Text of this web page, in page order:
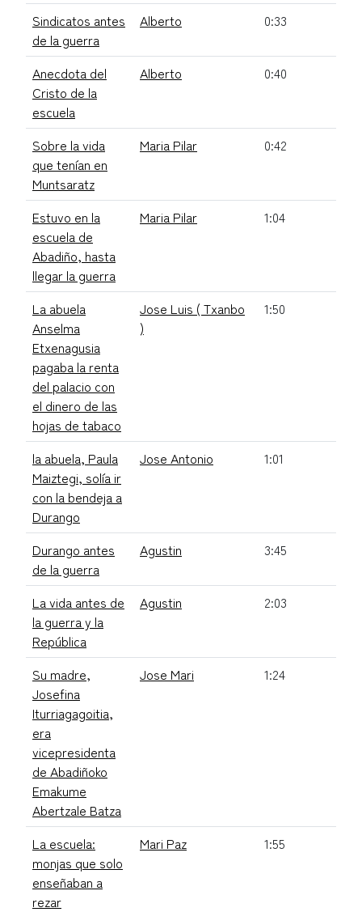
Sindicatos antes
de la guerra
Alberto 0:33
Anecdota del
Cristo de la
escuela
Alberto 0:40
Sobre la vida
que tenían en
Muntsaratz
Maria Pilar 0:42
Estuvo en la
escuela de
Abadiño, hasta
llegar la guerra
Maria Pilar 1:04
La abuela
Anselma
Etxenagusia
pagaba la renta
del palacio con
el dinero de las
hojas de tabaco
Jose Luis ( Txanbo
)
1:50
la abuela, Paula
Maiztegi, solía ir
con la bendeja a
Durango
Jose Antonio 1:01
Durango antes
de la guerra
Agustin 3:45
La vida antes de
la guerra y la
República
Agustin 2:03
Su madre,
Josefina
Iturriagagoitia,
era
vicepresidenta
de Abadiñoko
Emakume
Abertzale Batza
Jose Mari 1:24
La escuela:
monjas que solo
enseñaban a
rezar
Mari Paz 1:55